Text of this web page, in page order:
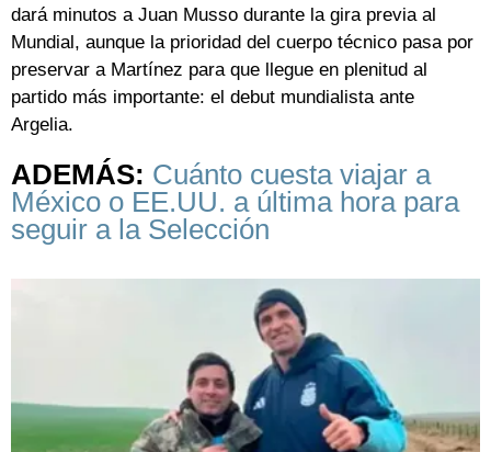
dará minutos a Juan Musso durante la gira previa al
Mundial, aunque la prioridad del cuerpo técnico pasa por
preservar a Martínez para que llegue en plenitud al
partido más importante: el debut mundialista ante
Argelia.
ADEMÁS: Cuánto cuesta viajar a
México o EE.UU. a última hora para
seguir a la Selección